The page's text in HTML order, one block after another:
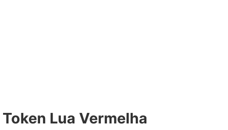
Lua Vermelha